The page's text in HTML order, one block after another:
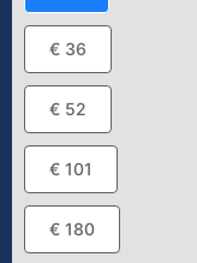
€ 36
€ 52
€ 101
€ 180